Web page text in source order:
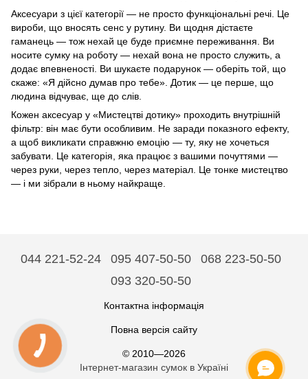
Аксесуари з цієї категорії — не просто функціональні речі. Це
вироби, що вносять сенс у рутину. Ви щодня дістаєте
гаманець — тож нехай це буде приємне переживання. Ви
носите сумку на роботу — нехай вона не просто служить, а
додає впевненості. Ви шукаєте подарунок — оберіть той, що
скаже: «Я дійсно думав про тебе». Дотик — це перше, що
людина відчуває, ще до слів.
Кожен аксесуар у «Мистецтві дотику» проходить внутрішній
фільтр: він має бути особливим. Не заради показного ефекту,
а щоб викликати справжню емоцію — ту, яку не хочеться
забувати. Це категорія, яка працює з вашими почуттями —
через руки, через тепло, через матеріал. Це тонке мистецтво
— і ми зібрали в ньому найкраще.
044 221-52-24 095 407-50-50
068 223-50-50
093 320-50-50
Контактна інформація
Повна версія сайту
© 2010—2026
Інтернет-магазин сумок в Україні